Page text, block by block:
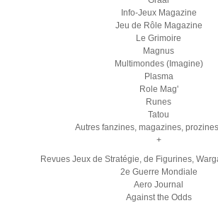
Info-Jeux Magazine
Jeu de Rôle Magazine
Le Grimoire
Magnus
Multimondes (Imagine)
Plasma
Role Mag'
Runes
Tatou
Autres fanzines, magazines,
+
Revues Jeux de Stratégie, de Figurines,
2e Guerre Mondiale
Aero Journal
Against the Odds